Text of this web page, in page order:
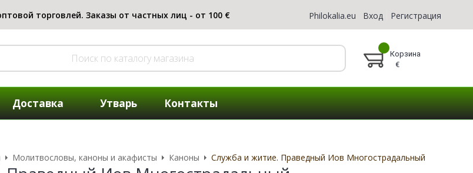
Philokalia.eu Вход Регистрация
Корзина
€
Доставка Утварь Контакты
Молитвословы, каноны и акафисты Каноны Служба и житие. Праведный Иов Многострадальный